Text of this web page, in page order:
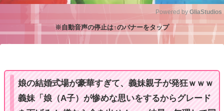
M
Powered by GliaStudios
※自動音声の停止は↑のバナーをタップ
娘の結婚式場が豪華すぎて、義妹親子が発狂ｗｗｗ
義妹「娘（A子）が惨めな思いをするからグレード